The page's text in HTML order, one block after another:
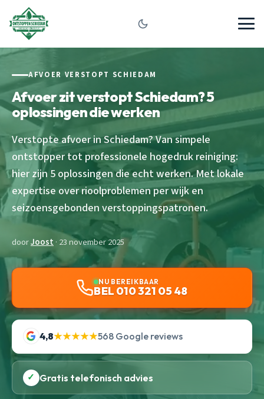
AFVOER VERSTOPT SCHIEDAM
Afvoer zit verstopt Schiedam? 5
oplossingen die werken
Verstopte afvoer in Schiedam? Van simpele
ontstopper tot professionele hogedruk reiniging:
hier zijn 5 oplossingen die echt werken. Met lokale
expertise over rioolproblemen per wijk en
seizoensgebonden verstoppingspatronen.
doorJoost · 23 november 2025
NU BEREIKBAAR
BEL 010 321 05 48
4,8★★★★★568 Google reviews
✓ Gratis telefonisch advies